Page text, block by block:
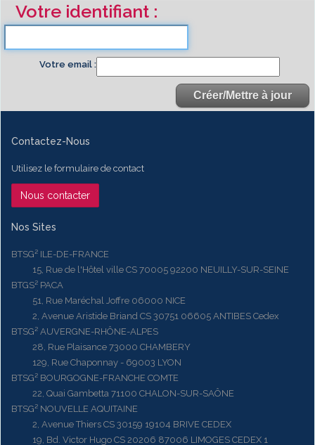
Votre identifiant
Votre email
Contactez-Nous
Utilisez le formulaire de contact
Nous contacter
Nos Sites
BTSG² ILE-DE-FRANCE
15, Rue de l'Hôtel ville CS 70005 92200 NEUILLY-SUR-SEINE
BTGS² PACA
51, Rue Maréchal Joffre 06000 NICE
2, Avenue Aristide Briand CS 30751 06605 ANTIBES Cedex
BTSG² AUVERGNE-RHÔNE-ALPES
28, Rue Plaisance 73000 CHAMBERY
129, Rue Chaponnay - 69003 LYON
BTSG² BOURGOGNE-FRANCHE COMTE
22, Quai Gambetta 71100 CHALON-SUR-SAÔNE
BTSG² NOUVELLE AQUITAINE
2, Avenue Thiers CS 30159 19104 BRIVE CEDEX
19, Bd. Victor Hugo CS 20206 87006 LIMOGES CEDEX 1